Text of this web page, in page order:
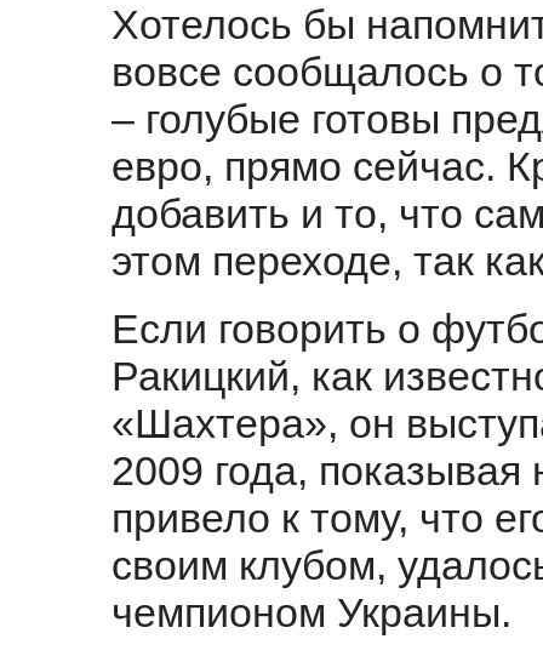
Хотелось бы
вовсе сообщалось о
– голубые готовы
евро, прямо сейчас.
добавить и то, что
этом переходе, так
Если говорить о
Ракицкий, как
«Шахтера», он
2009 года, показывая
привело к тому, что
своим клубом,
чемпионом Украины.